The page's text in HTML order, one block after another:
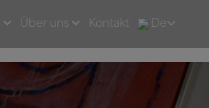
Über uns Kontakt De